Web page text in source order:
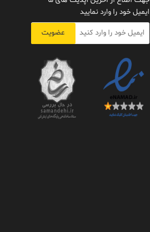
ایمیل خود را وارد نمایید
عضویت